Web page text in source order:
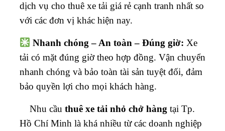
dịch vụ cho thuê xe tải giá rẻ cạnh tranh nhất so
với các đơn vị khác hiện nay.
Nhanh chóng – An toàn – Đúng giờ: Xe
tải có mặt đúng giờ theo hợp đồng. Vận chuyển
nhanh chóng và bảo toàn tài sản tuyệt đối, đảm
bảo quyền lợi cho mọi khách hàng.
Nhu cầu thuê xe tải nhỏ chở hàng tại Tp.
Hồ Chí Minh là khá nhiều từ các doanh nghiệp